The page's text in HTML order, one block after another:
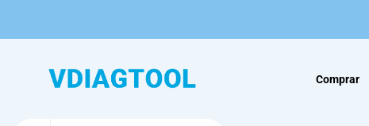
Comprar